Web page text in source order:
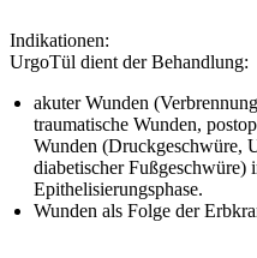
Indikationen:
UrgoTül dient der Behandlung:
akuter Wunden
traumatische Wunden,
Wunden (Druckgeschwüre,
diabetischer Fußgeschwüre)
Epithelisierungsphase.
Wunden als Folge der